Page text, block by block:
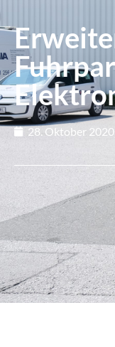
28. Oktober 2020